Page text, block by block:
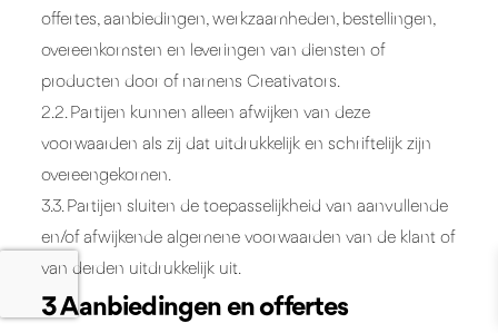
offertes, aanbiedingen, werkzaamheden, bestellingen,
overeenkomsten en leveringen van diensten of
producten door of namens Creativators.
2.2. Partijen kunnen alleen afwijken van deze
voorwaarden als zij dat uitdrukkelijk en schriftelijk zijn
overeengekomen.
3.3. Partijen sluiten de toepasselijkheid van aanvullende
en/of afwijkende algemene voorwaarden van de klant of
van derden uitdrukkelijk uit.
3 Aanbiedingen en offertes